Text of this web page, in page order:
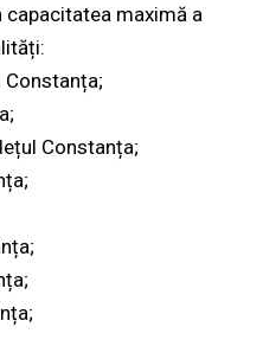
capacitatea maximă a
Constanța;
Constanța;